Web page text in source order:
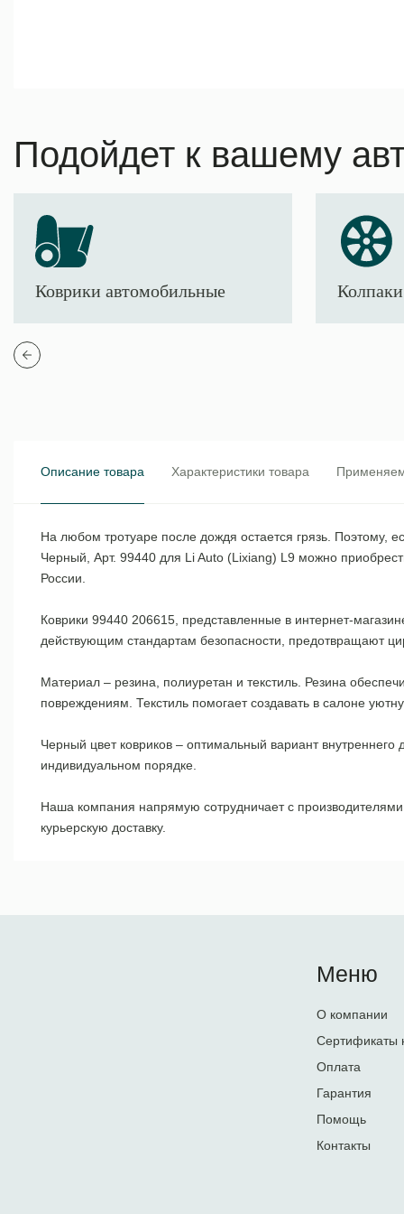
Подойдет к вашему
Коврики автомобильные
Описание товара Характеристики товара
На любом тротуаре после дождя остается грязь. Поэтому,
Черный, Арт. 99440 для Li Auto (Lixiang) L9 можно
России.
Коврики 99440 206615, представленные в интернет-
действующим стандартам безопасности, предотвращают
Материал – резина, полиуретан и текстиль. Резина
повреждениям. Текстиль помогает создавать в салоне
Черный цвет ковриков – оптимальный вариант
индивидуальном порядке.
Наша компания напрямую сотрудничает с
курьерскую доставку.
Меню
О компании
Сертификаты
Оплата
Гарантия
Помощь
Контакты